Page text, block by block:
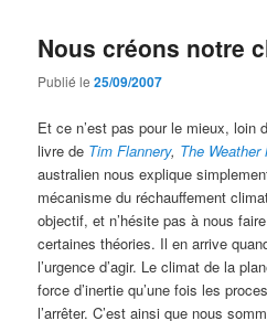
Nous créons notre
Publié le25/09/2007
Et ce n’est pas pour le mieux, loin
livre de Tim Flannery, The Weather
australien nous explique
mécanisme du réchauffement
objectif, et n’hésite pas à nous
certaines théories. Il en arrive
l’urgence d’agir. Le climat de la
force d’inertie qu’une fois les
l’arrêter. C’est ainsi que nous